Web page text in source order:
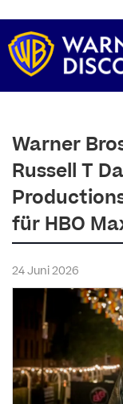
Warner
Russell T
für HBO
24 Juni 2026